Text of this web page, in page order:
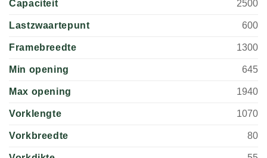
Capaciteit 2500
Lastzwaartepunt 600
Framebreedte 1300
Min opening 645
Max opening 1940
Vorklengte 1070
Vorkbreedte 80